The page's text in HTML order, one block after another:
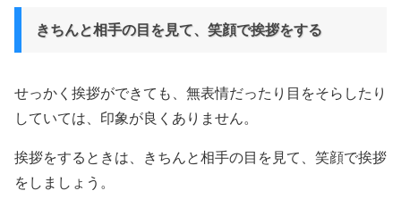
きちんと相手の目を見て、笑顔で挨拶をする
せっかく挨拶ができても、無表情だったり目をそらしたり
していては、印象が良くありません。
挨拶をするときは、きちんと相手の目を見て、笑顔で挨拶
をしましょう。